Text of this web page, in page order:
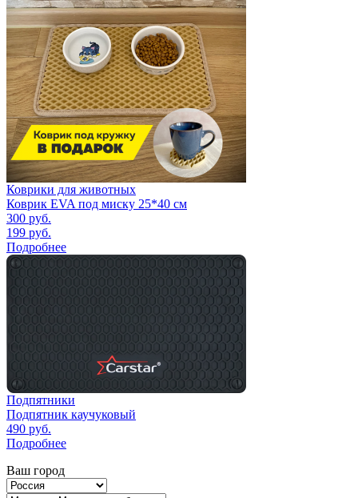
Коврики для животных
Коврик EVA под миску 25*40 см
300 руб.
199 руб.
Подробнее
Подпятники
Подпятник каучуковый
490 руб.
Подробнее
Ваш город